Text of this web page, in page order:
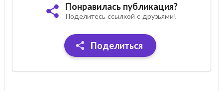
Понравилась публикация?
Поделитесь ссылкой с друзьями!
Поделиться